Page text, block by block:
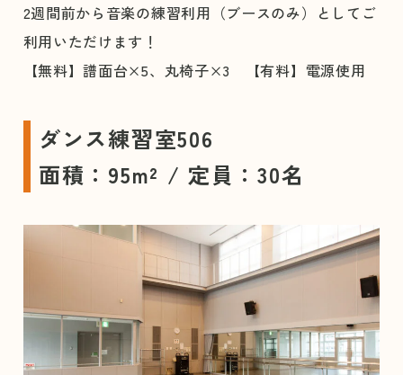
2週間前から音楽の練習利用（ブースのみ）としてご
利用いただけます！
【無料】譜面台×5、丸椅子×3 【有料】電源使用
ダンス練習室506
面積：95m² / 定員：30名